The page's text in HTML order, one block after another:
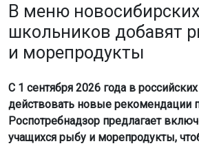
В меню новосибирских
школьников добавят
и морепродукты
С 1 сентября 2026 года в
действовать новые рекомендации
Роспотребнадзор предлагает
учащихся рыбу и морепродукты,